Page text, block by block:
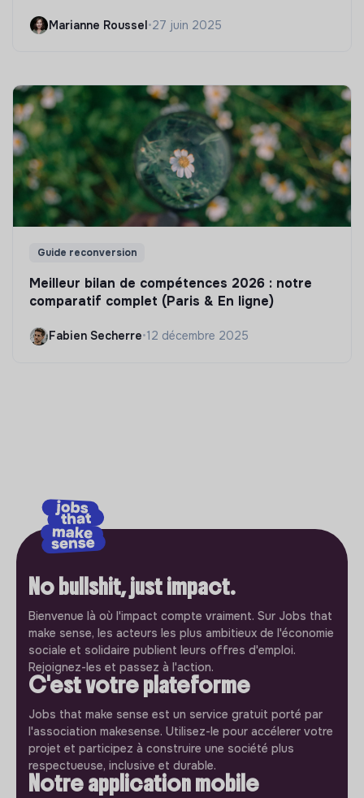
Marianne Roussel•27 juin 2025
Guide reconversion
Meilleur bilan de compétences 2026 : notre
comparatif complet (Paris & En ligne)
Fabien Secherre•12 décembre 2025
No bullshit, just impact.
Bienvenue là où l'impact compte vraiment. Sur Jobs that
make sense, les acteurs les plus ambitieux de l'économie
sociale et solidaire publient leurs offres d'emploi.
Rejoignez-les et passez à l'action.
C'est votre plateforme
Jobs that make sense est un service gratuit porté par
l'association makesense. Utilisez-le pour accélerer votre
projet et participez à construire une société plus
respectueuse, inclusive et durable.
Notre application mobile